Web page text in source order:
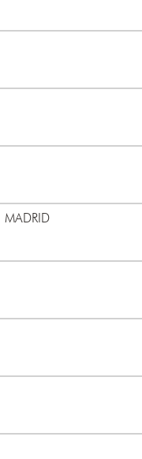
MADRID